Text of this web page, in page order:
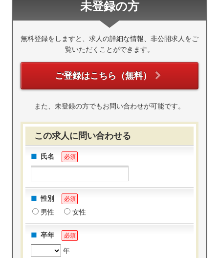
未登録の方
無料登録をしますと、求人の詳細な情報、非公開求人をご
覧いただくことができます。
ご登録はこちら（無料）
また、未登録の方でもお問い合わせが可能です。
この求人に問い合わせる
氏名 必須
性別 必須
男性 女性
卒年 必須
年